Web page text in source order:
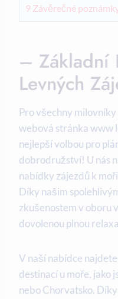
9 Závěrečné
– ⁣Základní
Levných
Pro všechny
webová stránka www
nejlepší volbou pro
⁢dobrodružství! U nás‌
nabídky ‌zájezdů k
Díky našim
zkušenostem v ⁣oboru
⁢dovolenou plnou
V naší nabídce
destinací u moře, jako
nebo Chorvatsko.